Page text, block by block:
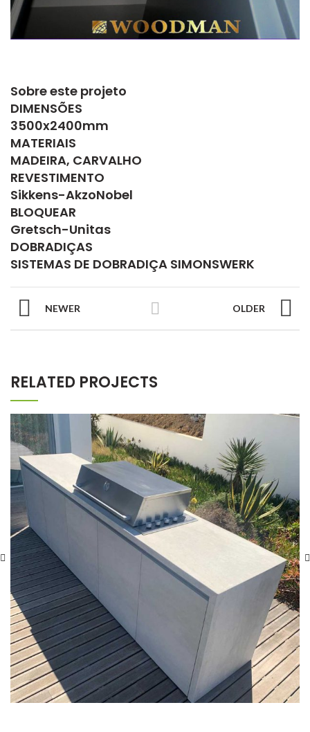
Sobre este projeto
DIMENSÕES
3500x2400mm
MATERIAIS
MADEIRA, CARVALHO
REVESTIMENTO
Sikkens-AkzoNobel
BLOQUEAR
Gretsch-Unitas
DOBRADIÇAS
SISTEMAS DE DOBRADIÇA SIMONSWERK
NEWER OLDER
RELATED PROJECTS